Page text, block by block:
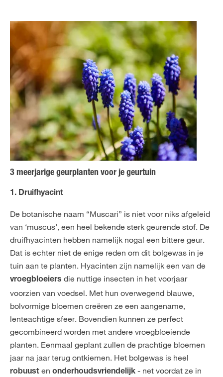
3 meerjarige geurplanten voor je geurtuin
1. Druifhyacint
De botanische naam “Muscari” is niet voor niks afgeleid
van ‘muscus’, een heel bekende sterk geurende stof. De
druifhyacinten hebben namelijk nogal een bittere geur.
Dat is echter niet de enige reden om dit bolgewas in je
tuin aan te planten. Hyacinten zijn namelijk een van de
vroegbloeiers die nuttige insecten in het voorjaar
voorzien van voedsel. Met hun overwegend blauwe,
bolvormige bloemen creëren ze een aangename,
lenteachtige sfeer. Bovendien kunnen ze perfect
gecombineerd worden met andere vroegbloeiende
planten. Eenmaal geplant zullen de prachtige bloemen
jaar na jaar terug ontkiemen. Het bolgewas is heel
robuust en onderhoudsvriendelijk - net voordat ze in